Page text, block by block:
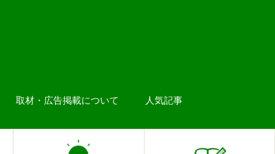
取材・広告掲載について 人気記事